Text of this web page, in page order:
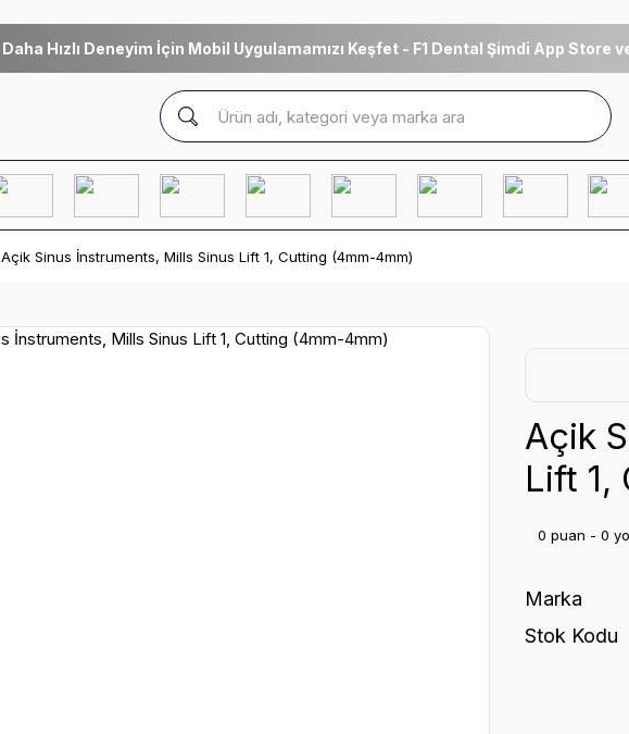
Daha Hızlı Deneyim İçin Mobil Uygulamamızı Keşfet - F1 Dental Şimdi App Store
Açik Sinus İnstruments, Mills Sinus Lift 1, Cutting (4mm-4mm)
Açik
Lift 1,
0 puan - 0
Marka
Stok Kodu